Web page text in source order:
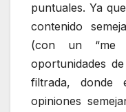
puntuales. Ya
contenido
(con un “me
oportunidades
filtrada, donde
opiniones